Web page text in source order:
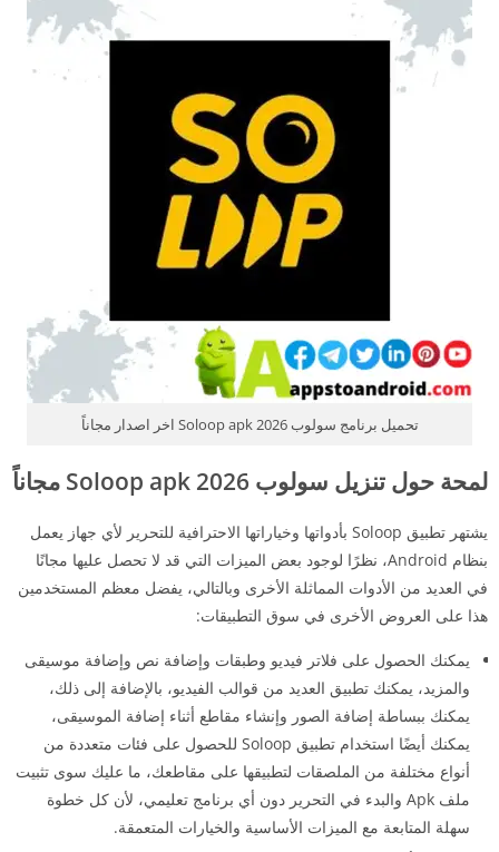
تحميل برنامج سولوب 2026 Soloop apk اخر اصدار مجاناً
لمحة حول تنزيل سولوب 2026 Soloop apk مجاناً
يشتهر تطبيق Soloop بأدواتها وخياراتها الاحترافية للتحرير لأي جهاز يعمل
بنظام Android، نظرًا لوجود بعض الميزات التي قد لا تحصل عليها مجانًا
في العديد من الأدوات المماثلة الأخرى وبالتالي، يفضل معظم المستخدمين
هذا على العروض الأخرى في سوق التطبيقات:
يمكنك الحصول على فلاتر فيديو وطبقات وإضافة نص وإضافة موسيقى
والمزيد، يمكنك تطبيق العديد من قوالب الفيديو، بالإضافة إلى ذلك،
يمكنك ببساطة إضافة الصور وإنشاء مقاطع أثناء إضافة الموسيقى،
يمكنك أيضًا استخدام تطبيق Soloop للحصول على فئات متعددة من
أنواع مختلفة من الملصقات لتطبيقها على مقاطعك، ما عليك سوى تثبيت
ملف Apk والبدء في التحرير دون أي برنامج تعليمي، لأن كل خطوة
سهلة المتابعة مع الميزات الأساسية والخيارات المتعمقة.